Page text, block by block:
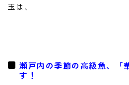
玉は、
瀬戸内の季節の高級魚、「
す！